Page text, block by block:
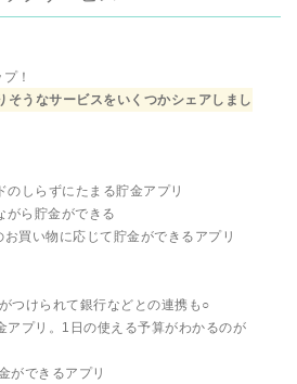
！
そうなサービスをいくつかシェアしまし
のしらずにたまる貯金アプリ
がら貯金ができる
買い物に応じて貯金ができるアプリ
つけられて銀行などとの連携も○
アプリ。1日の使える予算がわかるのが
ができるアプリ